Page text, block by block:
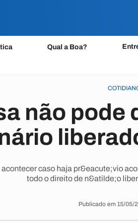
Qual a Boa?
não pode
caso haja pr&eacute;vio
todo o direito de n&atilde;o
Publicado em 15/05/